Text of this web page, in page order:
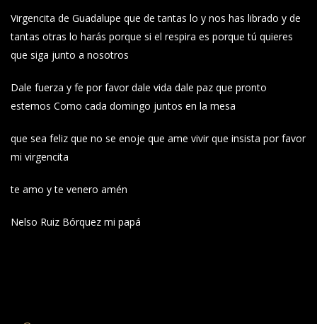
Virgencita de Guadalupe que de tantas lo y nos has librado y de
tantas otras lo harás porque si el respira es porque tú quieres
que siga junto a nosotros
Dale fuerza y fe por favor dale vida dale paz que pronto
estemos Como cada domingo juntos en la mesa
que sea feliz que no se enoje que ame vivir que insista por favor
mi virgencita
te amo y te venero amén
Nelso Ruiz Bórquez mi papá